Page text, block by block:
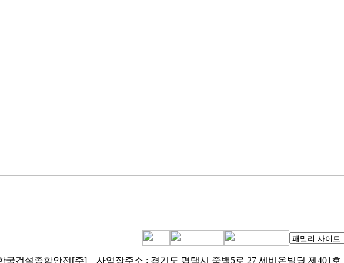
국건설종합안전[주] 사업장주소 : 경기도 평택시 죽백5로 27 세비온빌딩 제401호